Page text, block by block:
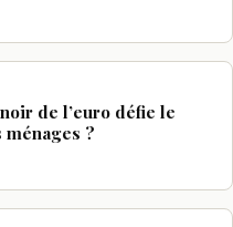
de l’euro défie le
ménages ?